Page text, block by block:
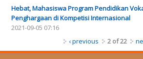
Hebat, Mahasiswa Program Pendidikan
Penghargaan di Kompetisi Internasional
2021-09-05 07:16
‹ previous
2 of 22